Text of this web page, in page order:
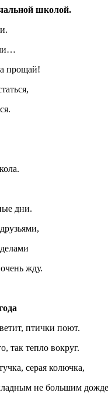
школой.
прощай!
дни.
жду.
птички поют.
так тепло вокруг.
серая колючка,
не большим